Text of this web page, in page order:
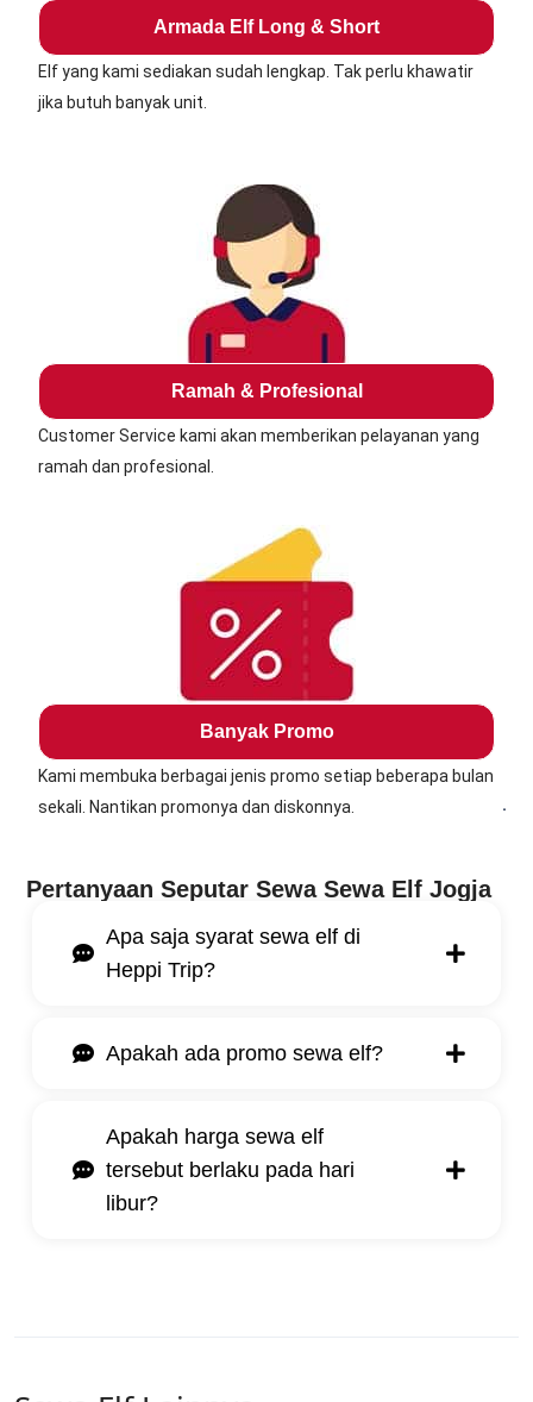
Armada Elf Long & Short
Elf yang kami sediakan sudah lengkap. Tak perlu khawatir
jika butuh banyak unit.
Ramah & Profesional
Customer Service kami akan memberikan pelayanan yang
ramah dan profesional.
Banyak Promo
Kami membuka berbagai jenis promo setiap beberapa bulan
sekali. Nantikan promonya dan diskonnya.
.
Pertanyaan Seputar Sewa Sewa Elf Jogja
Apa saja syarat sewa elf di
Heppi Trip?
Apakah ada promo sewa elf?
Apakah harga sewa elf
tersebut berlaku pada hari
libur?